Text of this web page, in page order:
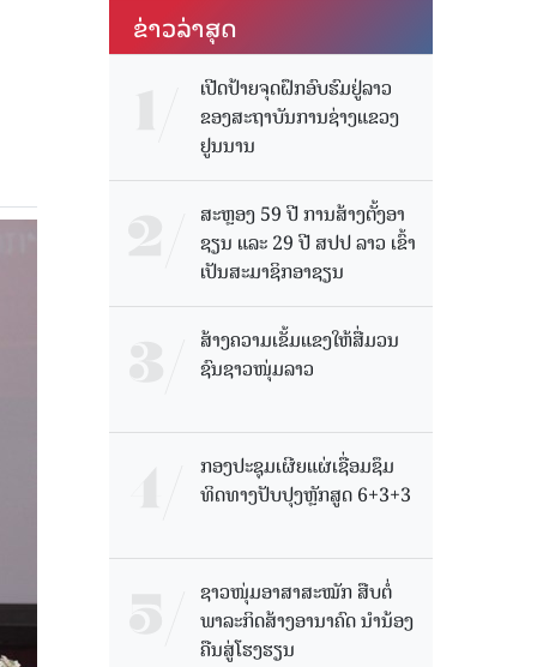
ຂ່າວ​ລ່າ​ສຸດ
ເປີດປ້າຍຈຸດຝຶກອົບຮົມຢູ່ລາວ
ຂອງສະຖາບັນການຊ່າງແຂວງ
ຢູນນານ
ສະຫຼອງ 59 ປີ ການສ້າງຕັ້ງອາ
ຊຽນ ແລະ 29 ປີ ສປປ ລາວ ເຂົ້າ
ເປັນສະມາຊິກອາຊຽນ
ສ້າງຄວາມເຂັ້ມແຂງໃຫ້ສື່ມວນ
ຊົນຊາວໜຸ່ມລາວ
ກອງປະຊຸມເຜີຍແຜ່ເຊື່ອມຊຶມ
ທິດທາງປັບປຸງຫຼັກສູດ 6+3+3
ຊາວໜຸ່ມອາສາສະໝັກ ສືບຕໍ່
ພາລະກິດສ້າງອານາຄົດ ນໍານ້ອງ
ຄືນສູ່ໂຮງຮຽນ